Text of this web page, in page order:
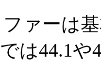
ァーは
は44.1